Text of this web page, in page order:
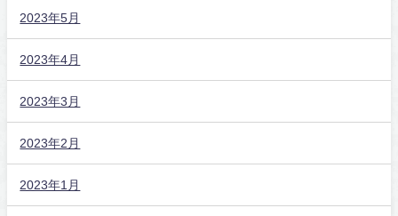
2023年5月
2023年4月
2023年3月
2023年2月
2023年1月